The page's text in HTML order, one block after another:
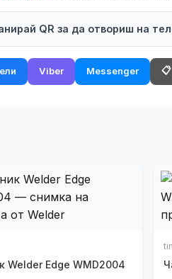
QR за да отвориш на
Viber Messenger
Welder Edge WMD2004